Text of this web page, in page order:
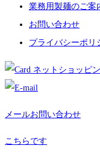
業務用製麺のご案
お問い合わせ
プライバシーポリ
ネットショッピ
メールお問い合わせ
こちらです